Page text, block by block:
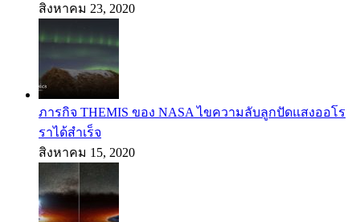
สิงหาคม 23, 2020
ภารกิจ THEMIS ของ NASA ไขความลับลูกปัดแสงออโร
ราได้สำเร็จ
สิงหาคม 15, 2020